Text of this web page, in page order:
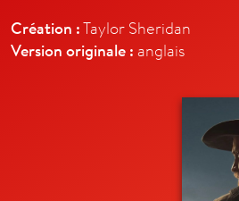
Création :Taylor Sheridan
Version originale : anglais